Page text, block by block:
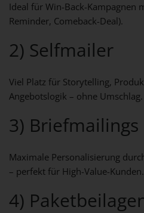
Ideal für Win-Back-Kampagnen
Reminder, Comeback-Deal).
2) Selfmailer
Viel Platz für Storytelling,
Angebotslogik – ohne Umschlag.
3) Briefmailings
Maximale Personalisierung
– perfekt für High-Value-Kunden.
4)